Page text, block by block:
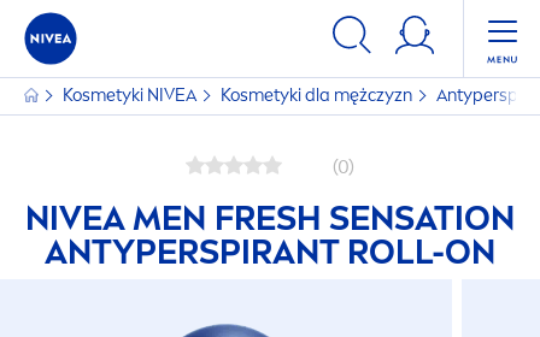
Kosmetyki NIVEA Kosmetyki dla mężczyzn
(0)
NIVEA MEN FRESH SENSATION
ANTYPERSPIRANT ROLL-ON